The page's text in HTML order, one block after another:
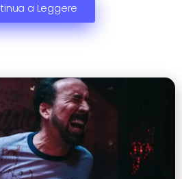
a Leggere